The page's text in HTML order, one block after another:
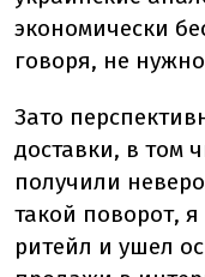
экономически
говоря, не
Зато
доставки, в том
получили
такой поворот,
ритейл и ушел